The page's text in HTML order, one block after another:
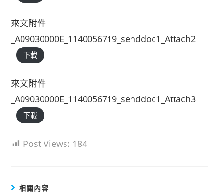
來文附件
_A09030000E_1140056719_senddoc1_Attach2
下載
來文附件
_A09030000E_1140056719_senddoc1_Attach3
下載
Post Views: 184
相關內容